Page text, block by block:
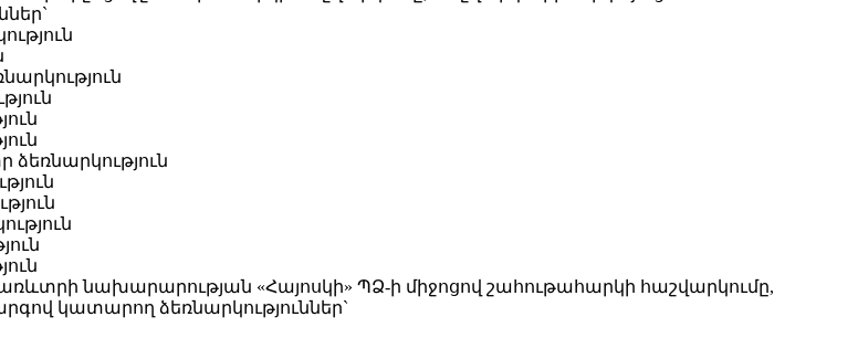
նախարարության «Հայոսկի» ՊՁ-ի միջոցով շահութահարկի հաշվարկումը,
կատարող ձեռնարկություններ`